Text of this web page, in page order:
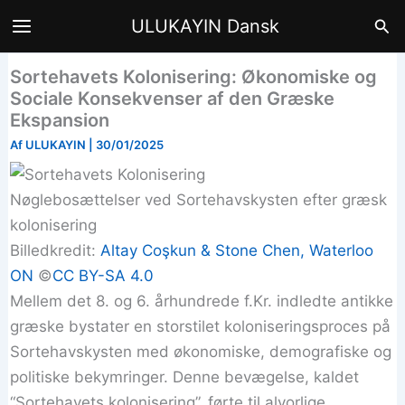
ULUKAYIN Dansk Søg
Sortehavets Kolonisering: Økonomiske og
Sociale Konsekvenser af den Græske
Ekspansion
Af ULUKAYIN 30/01/2025
Nøglebosættelser ved Sortehavskysten efter græsk
kolonisering
Billedkredit:Altay Coşkun & Stone Chen, Waterloo
ON ©️CC BY-SA 4.0
Mellem det 8. og 6. århundrede f.Kr. indledte antikke
græske bystater en storstilet koloniseringsproces på
Sortehavskysten med økonomiske, demografiske og
politiske bekymringer. Denne bevægelse, kaldet